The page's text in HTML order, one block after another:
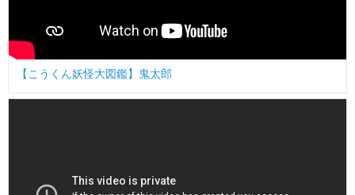
【こうくん妖怪大図鑑】鬼太郎